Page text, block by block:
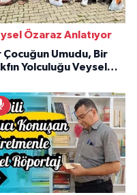
Özaraz Anlatıyor
Çocuğun Umudu, Bir
Yolculuğu Veysel